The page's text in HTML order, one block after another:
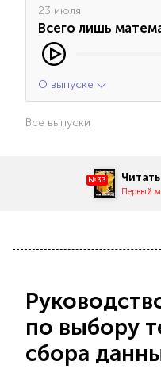
23 июля
Всего лишь
О выпуске
Все выпуски
№33 Читать
Первый
по выбору
сбора